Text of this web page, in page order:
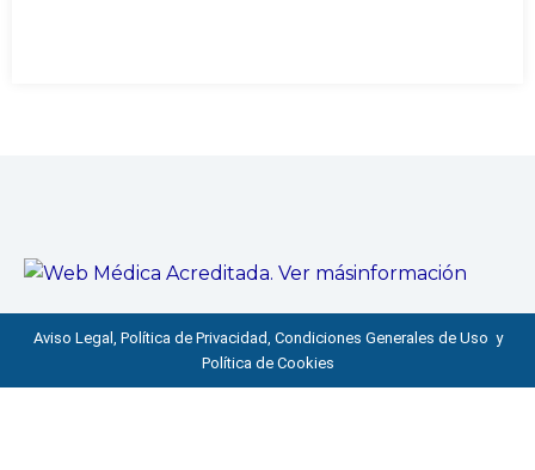
Aviso Legal, Política de Privacidad, Condiciones Generales de Uso y
Política de Cookies